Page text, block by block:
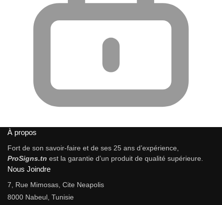
À propos
Fort de son savoir-faire et de ses 25 ans d’expérience,
ProSigns.tn est la garantie d’un produit de qualité supérieure.
Nous Joindre
7, Rue Mimosas, Cite Neapolis
8000 Nabeul, Tunisie